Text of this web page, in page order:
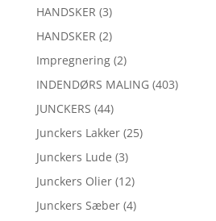
HANDSKER (3)
HANDSKER (2)
Impregnering (2)
INDENDØRS MALING (403)
JUNCKERS (44)
Junckers Lakker (25)
Junckers Lude (3)
Junckers Olier (12)
Junckers Sæber (4)